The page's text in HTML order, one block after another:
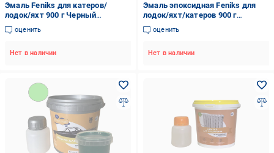
Эмаль Feniks для катеров/
лодок/яхт 900 г Черный
(7277065)
оценить
Нет в наличии
Эмаль эпоксидная Feniks для
лодок/яхт/катеров 900 г
Желтый (FL-0001-4)
оценить
Нет в наличии